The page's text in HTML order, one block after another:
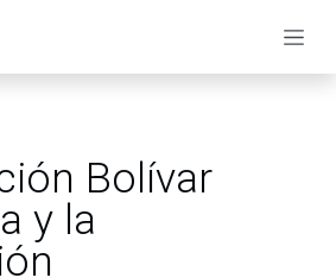
Bolívar
y la